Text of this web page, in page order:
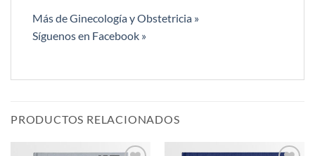
Más de Ginecología y Obstetricia »
Síguenos en Facebook »
PRODUCTOS RELACIONADOS